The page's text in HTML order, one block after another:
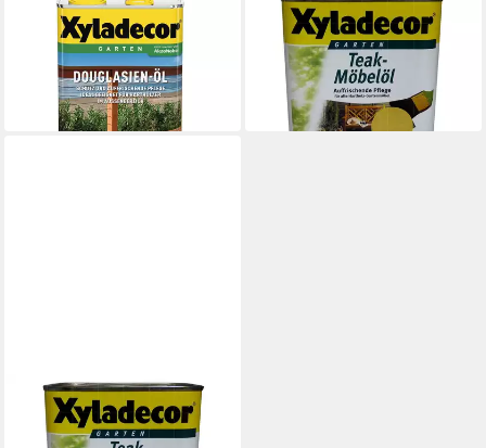
XYLADECOR
Holzöl XYLADECOR
Douglasien Öl 5 Ltr
61,50 €
(12,30 €/ 1 l)
in 5-6 Werktagen bei dir
XYLADECOR
Holzöl XYLADECOR Teak
Möbelöl Farblos 750ml
16,39 €
(21,85 €/ 1 l)
in 5-6 Werktagen bei dir
XYLADECOR
Holzöl XYLADECOR Teak
Möbelöl Teak 750ml